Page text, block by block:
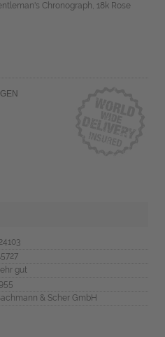
Chronograph, 18k Rose
gut
& Scher GmbH